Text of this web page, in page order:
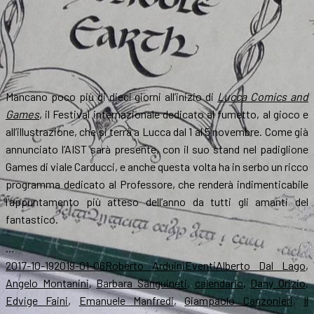
Mancano poco più di dieci giorni all’inizio di Lucca Comics and
Games, il Festival internazionale dedicato al fumetto, al gioco e
all’illustrazione, che si terrà a Lucca dal 1 al 5 novembre. Come già
annunciato l’AIST sarà presente, con il suo stand nel padiglione
Games di viale Carducci, e anche questa volta ha in serbo un ricco
programma dedicato al Professore, che renderà indimenticabile
l’appuntamento più atteso dell’anno da tutti gli amanti del
fantastico.
…
Scritto
il
2017-10-192019-01-06Autore
Roberto ArduiniCategorie
EventiTag
Alberto Dal Lago,
Angelo Montanini,Barbara Sanguineti, calendario, Dany Orizio,
Edvige Faini, Emanuele Manfredi,Giampaolo Canzonieri,Il